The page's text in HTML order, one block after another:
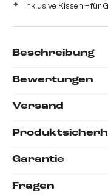
Inklusive Kissen – für
Beschreibung
Bewertungen
Versand
Garantie
Fragen